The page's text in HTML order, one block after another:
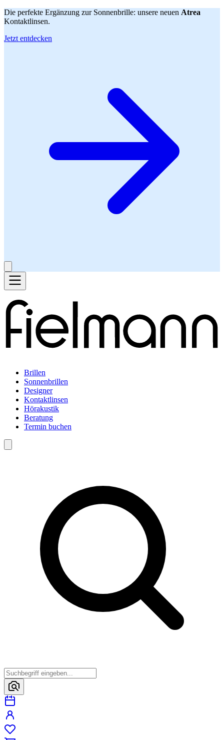
Die perfekte Ergänzung zur Sonnenbrille: unsere neuen Atrea
Kontaktlinsen.
Jetzt entdecken
Brillen
Sonnenbrillen
Designer
Kontaktlinsen
Hörakustik
Beratung
Termin buchen